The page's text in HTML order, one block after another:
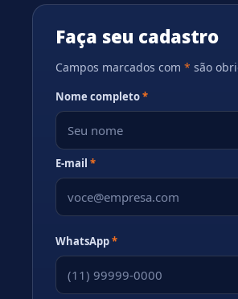
Faça seu cadastro
Campos marcados com* são
Nome completo*
E-mail*
WhatsApp*